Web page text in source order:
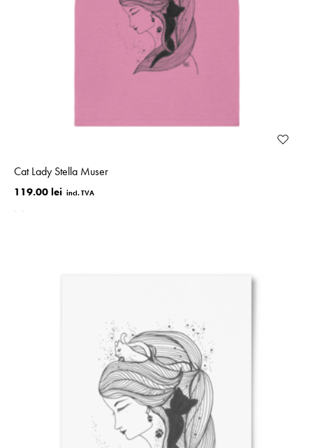
Cat Lady Stella Muser
119.00 lei